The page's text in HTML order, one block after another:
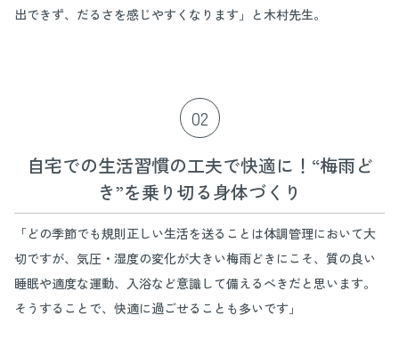
出できず、だるさを感じやすくなります」と木村先生。
02
自宅での生活習慣の工夫で快適に！“梅雨ど
き”を乗り切る身体づくり
「どの季節でも規則正しい生活を送ることは体調管理において大
切ですが、気圧・湿度の変化が大きい梅雨どきにこそ、質の良い
睡眠や適度な運動、入浴など意識して備えるべきだと思います。
そうすることで、快適に過ごせることも多いです」